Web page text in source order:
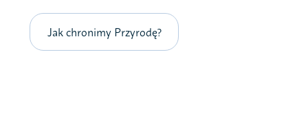
Jak chronimy Przyrodę?